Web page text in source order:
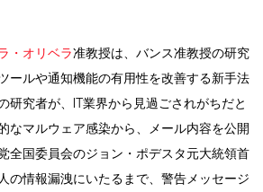
・オリベラ准教授は、バンス准教授の研究
ールや通知機能の有用性を改善する新手法
研究者が、IT業界から見過ごされがちだと
なマルウェア感染から、メール内容を公開
全国委員会のジョン・ポデスタ元大統領首
の情報漏洩にいたるまで、警告メッセージ